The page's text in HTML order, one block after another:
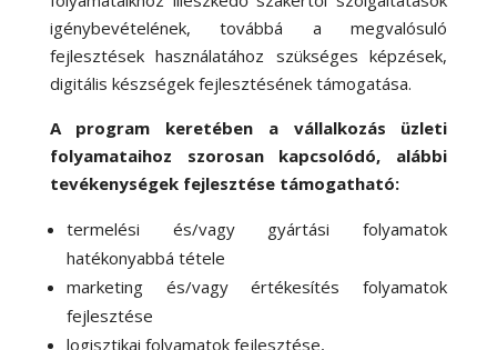
igénybevételének, továbbá a megvalósuló
fejlesztések használatához szükséges képzések,
digitális készségek fejlesztésének támogatása.
A program keretében a vállalkozás üzleti
folyamataihoz szorosan kapcsolódó, alábbi
tevékenységek fejlesztése támogatható:
termelési és/vagy gyártási folyamatok
hatékonyabbá tétele
marketing és/vagy értékesítés folyamatok
fejlesztése
logisztikai folyamatok fejlesztése,